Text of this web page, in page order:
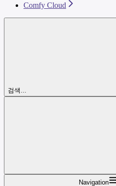
Comfy Cloud
검색...
Navigation